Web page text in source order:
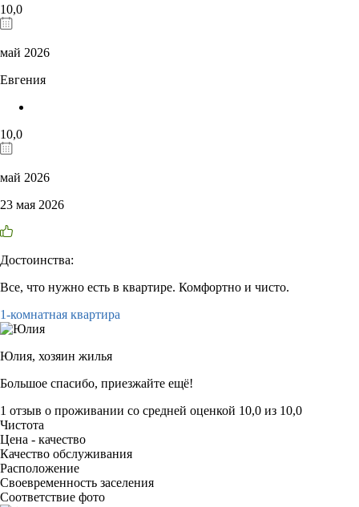
10,0
май 2026
Евгения
10,0
май 2026
23 мая 2026
Достоинства:
Все, что нужно есть в квартире. Комфортно и чисто.
1-комнатная квартира
Юлия, хозяин жилья
Большое спасибо, приезжайте ещё!
1 отзыв о проживании со средней оценкой 10,0 из 10,0
Чистота
Цена - качество
Качество обслуживания
Расположение
Своевременность заселения
Соответствие фото